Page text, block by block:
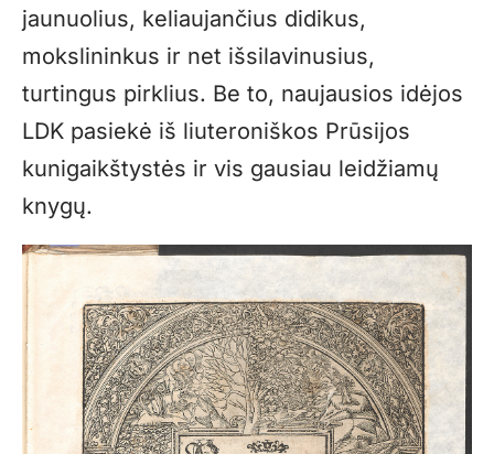
jaunuolius, keliaujančius didikus,
mokslininkus ir net išsilavinusius,
turtingus pirklius. Be to, naujausios idėjos
LDK pasiekė iš liuteroniškos Prūsijos
kunigaikštystės ir vis gausiau leidžiamų
knygų.